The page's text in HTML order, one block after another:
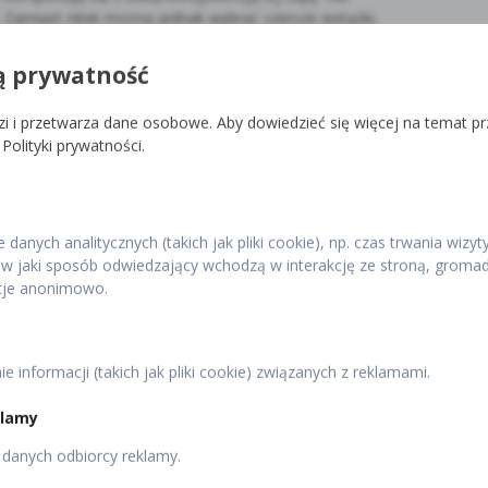
nitek można jednak wybrać szersze wstążki,
pyszny rosół
kluski lane, które idealnie współgrają z lekkim
– wystarczą jajka i mąka.
ucztą.
do bulionu
doskonale pasuje do tej zupy. Szczególnie
lżejsze posiłki. W połączeniu z bulionem
lekkostrawne danie. Ponadto dzięki
charakteru rosołu, a jedynie wzbogaca jego teksturę.
dodatki do rosołu
farszem (np. wołowiną lub jagnięciną) urozmaicają smak
prywatność
i przetwarza dane osobowe. Aby dowiedzieć się więcej na temat
prywatności.
danych analitycznych (takich jak pliki cookie), np. czas trwania
jaki sposób odwiedzający wchodzą w interakcję ze stroną,
anonimowo.
informacji (takich jak pliki cookie) związanych z reklamami.
odbiorcy reklamy.